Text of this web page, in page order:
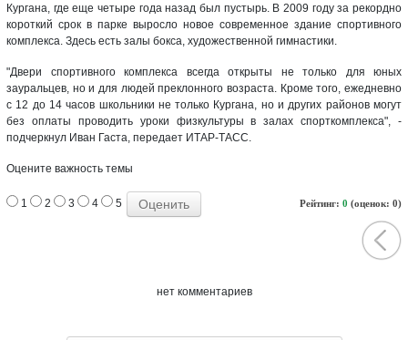
Кургана, где еще четыре года назад был пустырь. В 2009 году за рекордно
короткий срок в парке выросло новое современное здание спортивного
комплекса. Здесь есть залы бокса, художественной гимнастики.
"Двери спортивного комплекса всегда открыты не только для юных
зауральцев, но и для людей преклонного возраста. Кроме того, ежедневно
с 12 до 14 часов школьники не только Кургана, но и других районов могут
без оплаты проводить уроки физкультуры в залах спорткомплекса", -
подчеркнул Иван Гаста, передает ИТАР-ТАСС.
Оцените важность темы
Рейтинг: 0 (оценок: 0)
1 2 3 4 5
нет комментариев